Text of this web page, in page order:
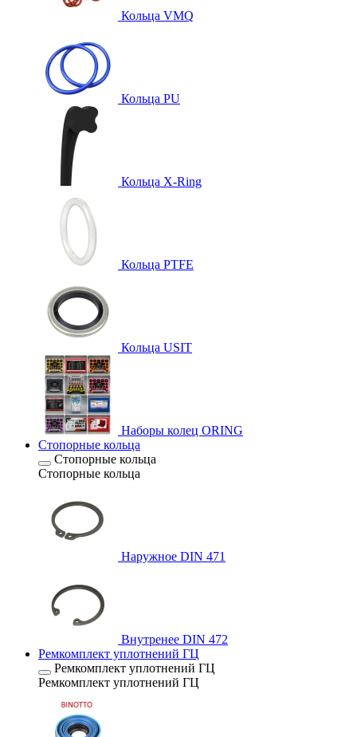
Кольца VMQ
Кольца PU
Кольца X-Ring
Кольца PTFE
Кольца USIT
Наборы колец ORING
Стопорные кольца
Стопорные кольца
Стопорные кольца
Наружное DIN 471
Внутренее DIN 472
Ремкомплект уплотнений ГЦ
Ремкомплект уплотнений ГЦ
Ремкомплект уплотнений ГЦ